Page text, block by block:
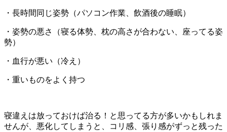
・長時間同じ姿勢（パソコン作業、飲酒後の睡眠）
・姿勢の悪さ（寝る体勢、枕の高さが合わない、座ってる姿
勢）
・血行が悪い（冷え）
・重いものをよく持つ
寝違えは放っておけば治る！と思ってる方が多いかもしれま
せんが、悪化してしまうと、コリ感、張り感がずっと残った